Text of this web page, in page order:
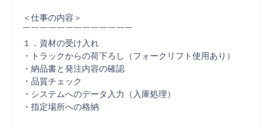
＜仕事の内容＞
￣￣￣￣￣￣￣￣￣￣￣￣￣
１．資材の受け入れ
・トラックからの荷下ろし（フォークリフト使用あり）
・納品書と発注内容の確認
・品質チェック
・システムへのデータ入力（入庫処理）
・指定場所への格納